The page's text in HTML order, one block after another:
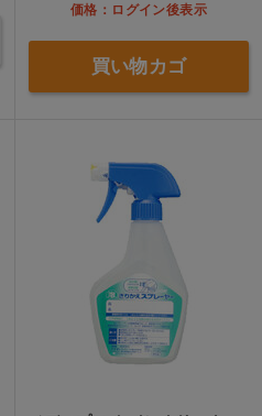
価格：ログイン後表示
買い物カゴ